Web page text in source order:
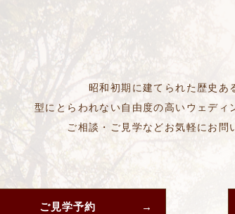
昭和初期に建てられた歴史あ
型にとらわれない自由度の高いウェディ
ご相談・ご見学などお気軽にお問
ご見学予約